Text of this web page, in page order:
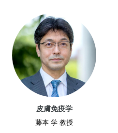
皮膚免疫学
藤本 学 教授